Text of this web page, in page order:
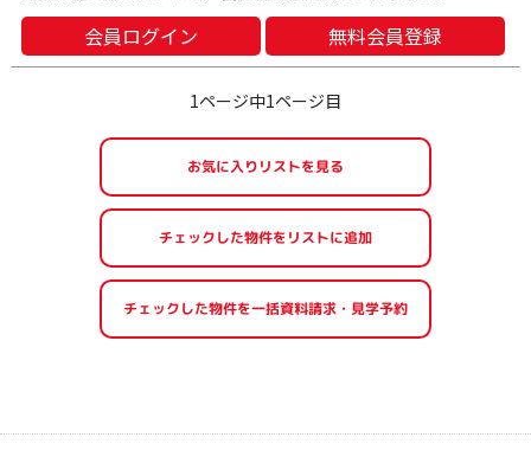
会員ログイン 無料会員登録
1ページ中1ページ目
お気に入りリストを見る